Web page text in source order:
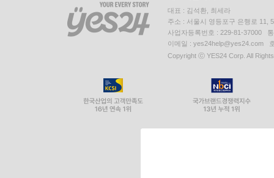
대표 : 김석환, 최세라
주소 : 서울시 영등포구 은행로 11,
사업자등록번호 : 229-81-37000
이메일 : yes24help@yes24.com
Copyright ⓒ YES24 Corp. All